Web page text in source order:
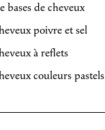
bases de cheveux
poivre et sel
à reflets
couleurs pastels